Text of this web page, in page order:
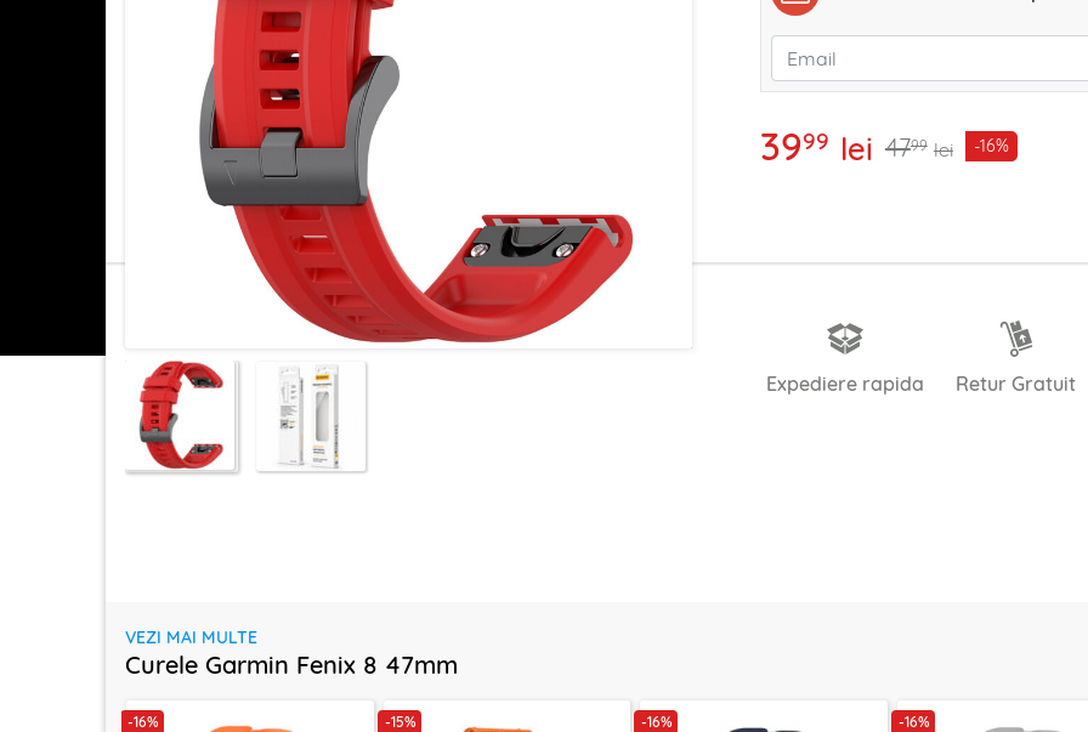
3999 lei 4799 lei -16%
Expediere rapida Retur Gratuit
VEZI MAI MULTE
Curele Garmin Fenix 8 47mm
-16% -15% -16% -16%